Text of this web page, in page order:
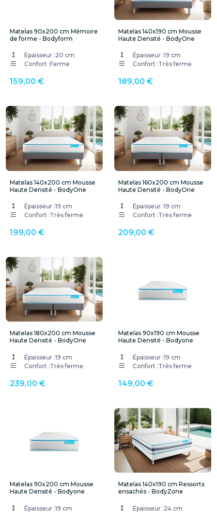
Matelas 90x200 cm Mémoire
de forme - Bodyform
Épaisseur :20 cm
Confort :Ferme
159,00 €
Matelas 140x190 cm Mousse
Haute Densité - BodyOne
Épaisseur :19 cm
Confort :Très ferme
189,00 €
Matelas 140x200 cm Mousse
Haute Densité - BodyOne
Épaisseur :19 cm
Confort :Très ferme
199,00 €
Matelas 160x200 cm Mousse
Haute Densité - BodyOne
Épaisseur :19 cm
Confort :Très ferme
209,00 €
Matelas 180x200 cm Mousse
Haute Densité - BodyOne
Épaisseur :19 cm
Confort :Très ferme
239,00 €
Matelas 90x190 cm Mousse
Haute Densité - Bodyone
Épaisseur :19 cm
Confort :Très ferme
149,00 €
Matelas 90x200 cm Mousse
Haute Densité - Bodyone
Épaisseur :19 cm
Matelas 140x190 cm Ressorts
ensachés - BodyZone
Épaisseur :24 cm